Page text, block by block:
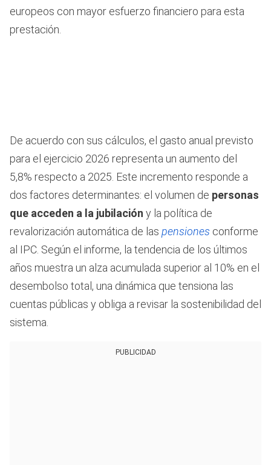
europeos con mayor esfuerzo financiero para esta
prestación.
De acuerdo con sus cálculos, el gasto anual previsto
para el ejercicio 2026 representa un aumento del
5,8% respecto a 2025. Este incremento responde a
dos factores determinantes: el volumen de personas
que acceden a la jubilación y la política de
revalorización automática de las pensiones conforme
al IPC. Según el informe, la tendencia de los últimos
años muestra un alza acumulada superior al 10% en el
desembolso total, una dinámica que tensiona las
cuentas públicas y obliga a revisar la sostenibilidad del
sistema.
PUBLICIDAD